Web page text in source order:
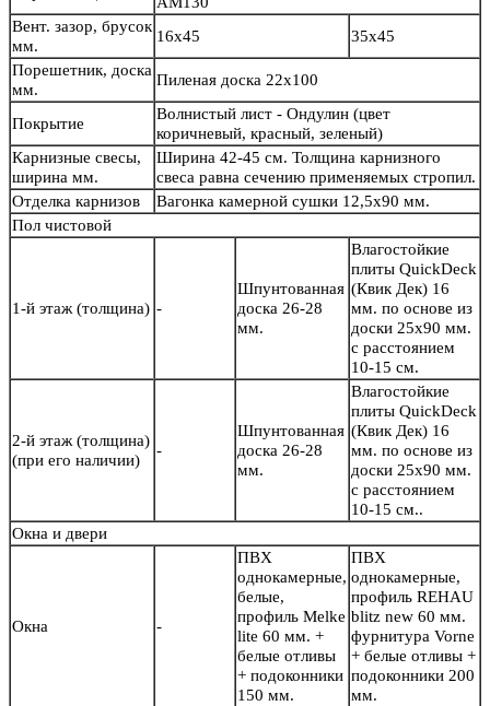
Вент. зазор, брусок
мм.
16х45
35х45
Порешетник, доска
мм.
Пиленая доска 22х100
Покрытие
Волнистый лист - Ондулин (цвет
коричневый, красный, зеленый)
Карнизные свесы,
ширина мм.
Ширина 42-45 см. Толщина карнизного
свеса равна сечению применяемых стропил.
Отделка карнизов
Вагонка камерной сушки 12,5х90 мм.
Пол чистовой
1-й этаж (толщина) -
Шпунтованная
доска 26-28
мм.
Влагостойкие
плиты QuickDeck
(Квик Дек) 16
мм. по основе из
доски 25х90 мм.
с расстоянием
10-15 см.
2-й этаж (толщина)
(при его наличии)
-
Шпунтованная
доска 26-28
мм.
Влагостойкие
плиты QuickDeck
(Квик Дек) 16
мм. по основе из
доски 25х90 мм.
с расстоянием
10-15 см..
Окна и двери
Окна -
ПВХ
однокамерные,
белые,
профиль Melke
lite 60 мм. +
белые отливы
+ подоконники
150 мм.
ПВХ
однокамерные,
профиль REHAU
blitz new 60 мм.
фурнитура Vorne
+ белые отливы +
подоконники 200
мм.